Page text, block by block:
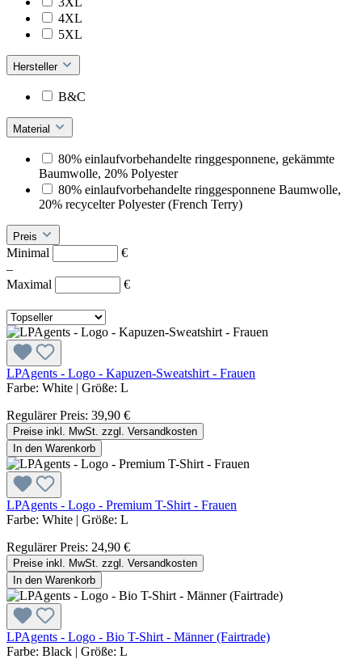
4XL
5XL
Hersteller
B&C
Material
80% einlaufvorbehandelte ringgesponnene, gekämmte
Baumwolle, 20% Polyester
80% einlaufvorbehandelte ringgesponnene Baumwolle,
20% recycelter Polyester (French Terry)
Preis
Minimal
€
–
Maximal
€
LPAgents - Logo - Kapuzen-Sweatshirt - Frauen
Farbe: White | Größe: L
Regulärer Preis: 39,90 €
Preise inkl. MwSt. zzgl. Versandkosten
In den Warenkorb
LPAgents - Logo - Premium T-Shirt - Frauen
Farbe: White | Größe: L
Regulärer Preis: 24,90 €
Preise inkl. MwSt. zzgl. Versandkosten
In den Warenkorb
LPAgents - Logo - Bio T-Shirt - Männer (Fairtrade)
Farbe: Black | Größe: L